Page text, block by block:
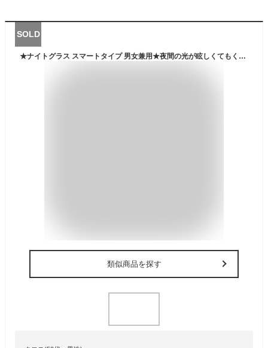
SOLD
★ナイトグラス スマートタイプ 男女兼用★夜間の光が眩しくてもくっきり！☆レンズメーカー渾身の夜専用メガネです★対向車のライトや街明かりの眩しさを抑えつつ明るさを確保♪☆送料無料※沖縄県へはお届けできません
類似商品を探す